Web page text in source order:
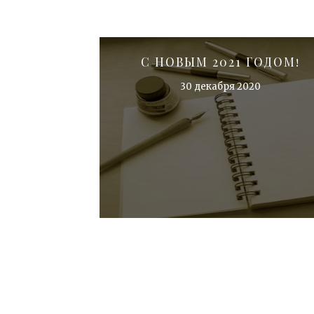
С НОВЫМ 2021 ГОДОМ!
30 декабря 2020